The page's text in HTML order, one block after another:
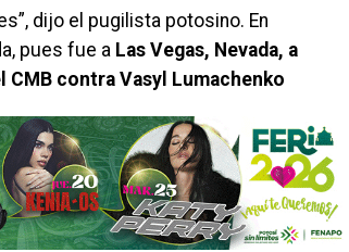
dijo el pugilista potosino. En
pues fue a Las Vegas, Nevada, a
CMB contra Vasyl Lumachenko